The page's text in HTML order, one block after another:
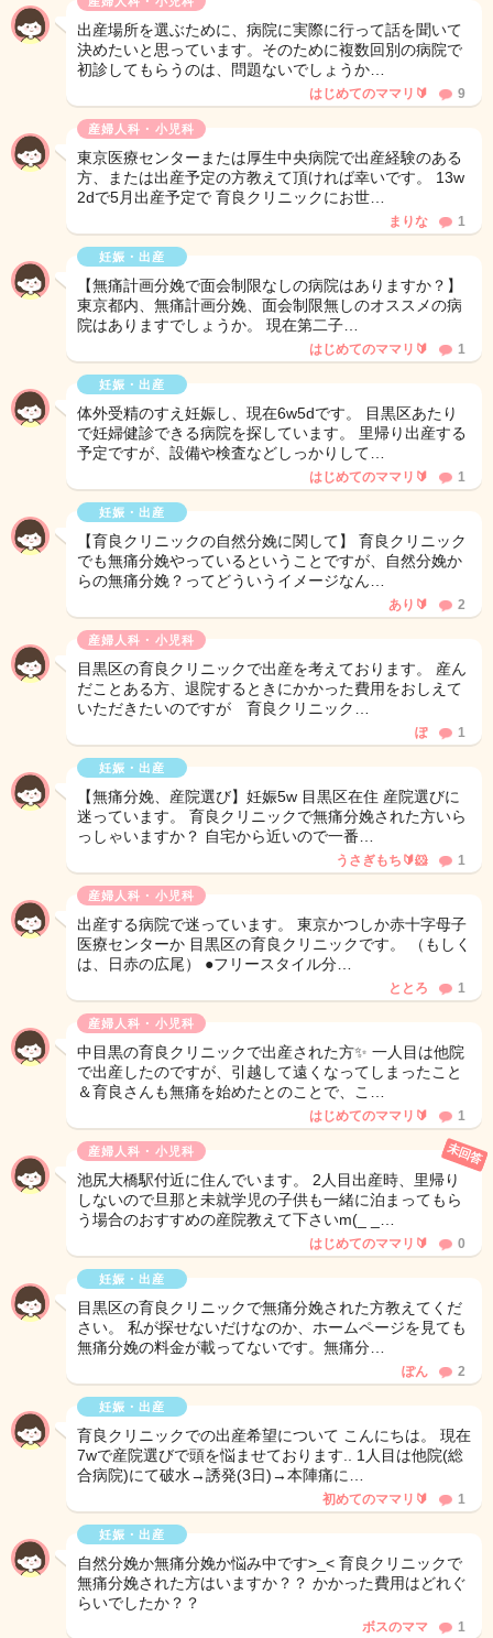
出産場所を選ぶために、病院に実際に行って話を聞いて
決めたいと思っています。そのために複数回別の病院で
初診してもらうのは、問題ないでしょうか…
はじめてのママリ🔰 9
産婦人科・小児科
東京医療センターまたは厚生中央病院で出産経験のある
方、または出産予定の方教えて頂ければ幸いです。 13w
2dで5月出産予定で 育良クリニックにお世…
まりな 1
妊娠・出産
【無痛計画分娩で面会制限なしの病院はありますか？】
東京都内、無痛計画分娩、面会制限無しのオススメの病
院はありますでしょうか。 現在第二子…
はじめてのママリ🔰 1
妊娠・出産
体外受精のすえ妊娠し、現在6w5dです。 目黒区あたり
で妊婦健診できる病院を探しています。 里帰り出産する
予定ですが、設備や検査などしっかりして…
はじめてのママリ🔰 1
妊娠・出産
【育良クリニックの自然分娩に関して】 育良クリニック
でも無痛分娩やっているということですが、自然分娩か
らの無痛分娩？ってどういうイメージなん…
あり🔰 2
産婦人科・小児科
目黒区の育良クリニックで出産を考えております。 産ん
だことある方、退院するときにかかった費用をおしえて
いただきたいのですが 育良クリニック…
ぽ 1
妊娠・出産
【無痛分娩、産院選び】妊娠5w 目黒区在住 産院選びに
迷っています。 育良クリニックで無痛分娩された方いら
っしゃいますか？ 自宅から近いので一番…
うさぎもち🔰🐹 1
産婦人科・小児科
出産する病院で迷っています。 東京かつしか赤十字母子
医療センターか 目黒区の育良クリニックです。 （もしく
は、日赤の広尾） ●フリースタイル分…
ととろ 1
産婦人科・小児科
中目黒の育良クリニックで出産された方✨ 一人目は他院
で出産したのですが、引越して遠くなってしまったこと
＆育良さんも無痛を始めたとのことで、こ…
はじめてのママリ🔰 1
産婦人科・小児科
池尻大橋駅付近に住んでいます。 2人目出産時、里帰り
しないので旦那と未就学児の子供も一緒に泊まってもら
う場合のおすすめの産院教えて下さいm(_ _…
未回答
はじめてのママリ🔰 0
妊娠・出産
目黒区の育良クリニックで無痛分娩された方教えてくだ
さい。 私が探せないだけなのか、ホームページを見ても
無痛分娩の料金が載ってないです。無痛分…
ぽん 2
妊娠・出産
育良クリニックでの出産希望について こんにちは。 現在
7wで産院選びで頭を悩ませております.. 1人目は他院(総
合病院)にて破水→誘発(3日)→本陣痛に…
初めてのママリ🔰 1
妊娠・出産
自然分娩か無痛分娩か悩み中です>_< 育良クリニックで
無痛分娩された方はいますか？？ かかった費用はどれぐ
らいでしたか？？
ボスのママ 1